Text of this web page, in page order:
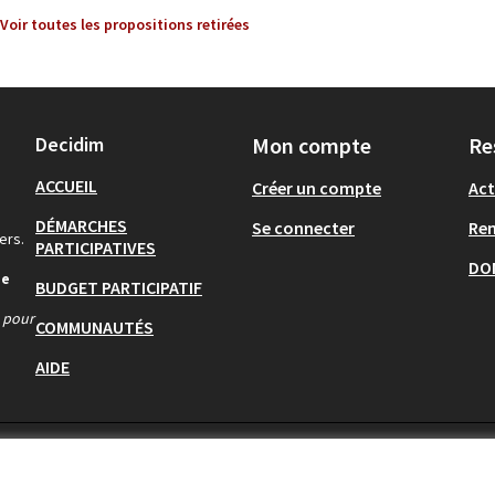
Voir toutes les propositions retirées
pour
Decidim
ACCUEIL
DÉMARCHES
PARTICIPATIVES
BUDGET PARTICIPATIF
COMMUNAUTÉS
AIDE
Mon compte
Créer un compte
Se connecter